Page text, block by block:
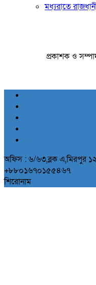
মধ্যরাতে
প্রকাশক ও
অফিস : ৬/৬৩,ব্লক এ,মিরপুর
+৮৮০১৬৭০১৫৫৪৬৭
শিরোনাম